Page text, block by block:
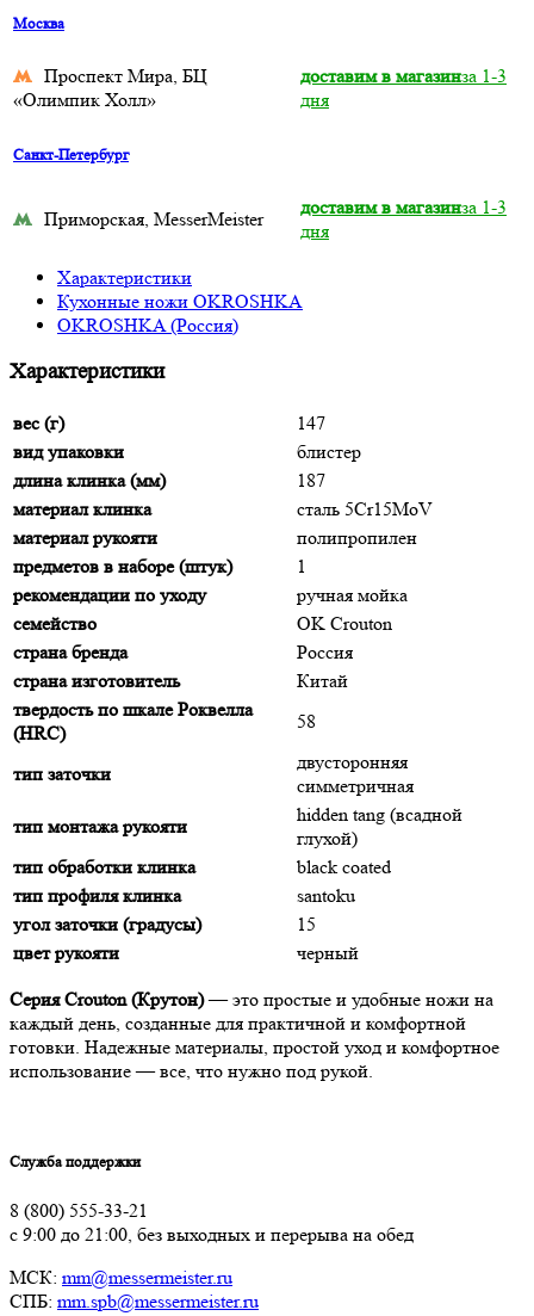
Москва
Проспект Мира, БЦ
«Олимпик Холл»
доставим в магазинза 1-3
дня
Санкт-Петербург
Приморская, MesserMeister
доставим в магазинза 1-3
дня
Характеристики
Кухонные ножи OKROSHKA
OKROSHKA (Россия)
Характеристики
вес (г)
147
вид упаковки
блистер
длина клинка (мм)
187
материал клинка
сталь 5Cr15MoV
материал рукояти
полипропилен
предметов в наборе (штук)
1
рекомендации по уходу
ручная мойка
семейство
OK Crouton
страна бренда
Россия
страна изготовитель
Китай
твердость по шкале Роквелла
(HRC)
58
тип заточки
двусторонняя
симметричная
тип монтажа рукояти
hidden tang (всадной
глухой)
тип обработки клинка
black coated
тип профиля клинка
santoku
угол заточки (градусы)
15
цвет рукояти
черный
Серия Crouton (Крутон)— это простые и удобные ножи на
каждый день, созданные для практичной и комфортной
готовки. Надежные материалы, простой уход и комфортное
использование — все, что нужно под рукой.
Служба поддержки
8 (800) 555-33-21
с 9:00 до 21:00, без выходных и перерыва на обед
МСК: mm@messermeister.ru
СПБ: mm.spb@messermeister.ru